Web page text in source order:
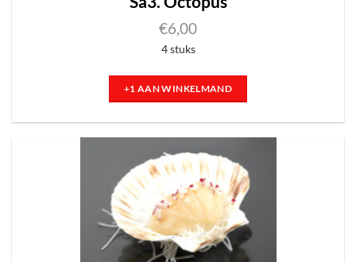
€6,00
4 stuks
+1 AAN WINKELMAND